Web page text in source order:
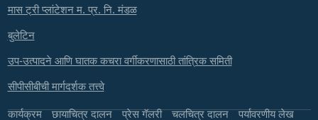
मास ट्री प्लांटेशन म. प्र. नि. मंडळ
बुलेटिन
उप-उत्पादने आणि घातक कचरा वर्गीकरणासाठी तांत्रिक समिती
सीपीसीबीची मार्गदर्शक तत्त्वे
कार्यक्रम छायाचित्र दालन प्रेस गॅलरी चलचित्र दालन पर्यावरणीय लेख